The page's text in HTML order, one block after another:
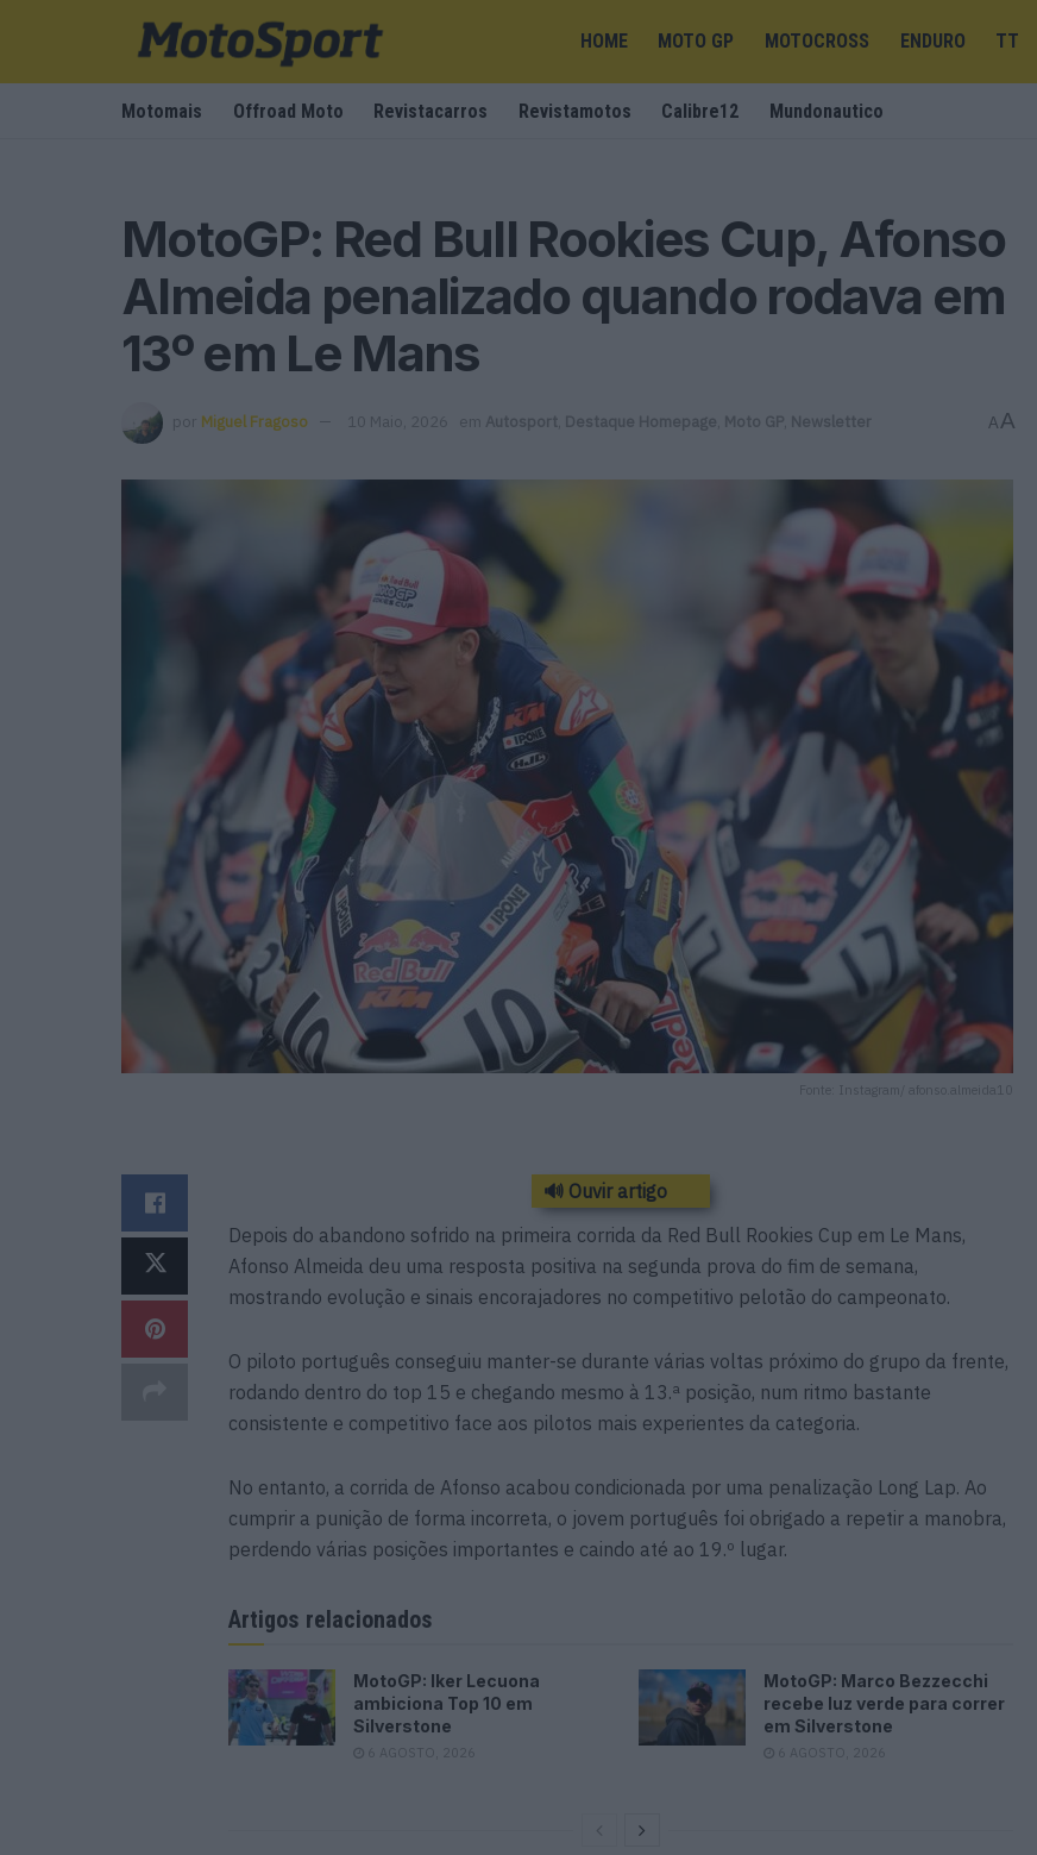
HOME MOTO GP MOTOCROSS ENDURO TT
Motomais Offroad Moto Revistacarros Revistamotos Calibre12 Mundonautico
MotoGP: Red Bull Rookies Cup, Afonso
Almeida penalizado quando rodava em
13º em Le Mans
por Miguel Fragoso 10 Maio, 2026 em Autosport Destaque Homepage Moto GP Newsletter AA
Fonte: Instagram/ afonso.almeida10
🔊 Ouvir artigo
Depois do abandono sofrido na primeira corrida da Red Bull Rookies Cup em Le Mans,
Afonso Almeida deu uma resposta positiva na segunda prova do fim de semana,
mostrando evolução e sinais encorajadores no competitivo pelotão do campeonato.
O piloto português conseguiu manter-se durante várias voltas próximo do grupo da frente,
rodando dentro do top 15 e chegando mesmo à 13.ª posição, num ritmo bastante
consistente e competitivo face aos pilotos mais experientes da categoria.
No entanto, a corrida de Afonso acabou condicionada por uma penalização Long Lap. Ao
cumprir a punição de forma incorreta, o jovem português foi obrigado a repetir a manobra,
perdendo várias posições importantes e caindo até ao 19.º lugar.
Artigos relacionados
MotoGP: Iker Lecuona
ambiciona Top 10 em
Silverstone
6 AGOSTO, 2026
MotoGP: Marco Bezzecchi
recebe luz verde para correr
em Silverstone
6 AGOSTO, 2026